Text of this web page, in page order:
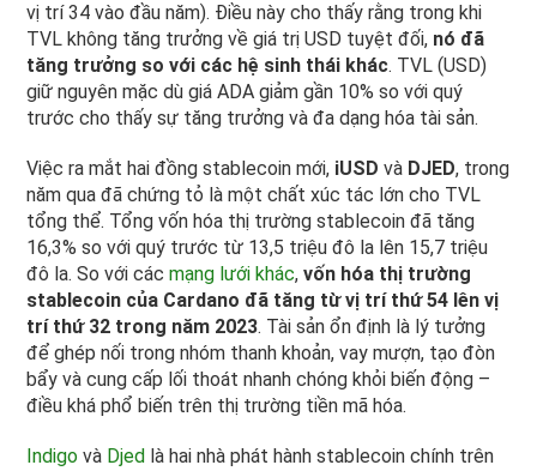
vị trí 34 vào đầu năm). Điều này cho thấy rằng trong khi
TVL không tăng trưởng về giá trị USD tuyệt đối, nó đã
tăng trưởng so với các hệ sinh thái khác. TVL (USD)
giữ nguyên mặc dù giá ADA giảm gần 10% so với quý
trước cho thấy sự tăng trưởng và đa dạng hóa tài sản.
Việc ra mắt hai đồng stablecoin mới, iUSD và DJED, trong
năm qua đã chứng tỏ là một chất xúc tác lớn cho TVL
tổng thể. Tổng vốn hóa thị trường stablecoin đã tăng
16,3% so với quý trước từ 13,5 triệu đô la lên 15,7 triệu
đô la. So với cácmạng lưới khác,vốn hóa thị trường
stablecoin của Cardano đã tăng từ vị trí thứ 54 lên vị
trí thứ 32 trong năm 2023. Tài sản ổn định là lý tưởng
để ghép nối trong nhóm thanh khoản, vay mượn, tạo đòn
bẩy và cung cấp lối thoát nhanh chóng khỏi biến động –
điều khá phổ biến trên thị trường tiền mã hóa.
Indigo và Djed là hai nhà phát hành stablecoin chính trên